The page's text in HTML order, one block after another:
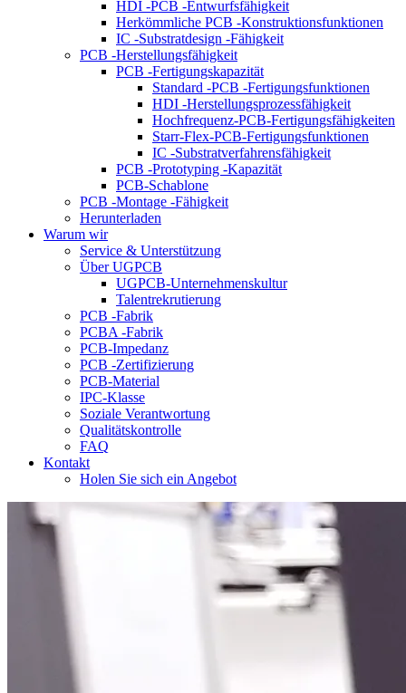
HDI -PCB -Entwurfsfähigkeit
Herkömmliche PCB -Konstruktionsfunktionen
IC -Substratdesign -Fähigkeit
PCB -Herstellungsfähigkeit
PCB -Fertigungskapazität
Standard -PCB -Fertigungsfunktionen
HDI -Herstellungsprozessfähigkeit
Hochfrequenz-PCB-Fertigungsfähigkeiten
Starr-Flex-PCB-Fertigungsfunktionen
IC -Substratverfahrensfähigkeit
PCB -Prototyping -Kapazität
PCB-Schablone
PCB -Montage -Fähigkeit
Herunterladen
Warum wir
Service & Unterstützung
Über UGPCB
UGPCB-Unternehmenskultur
Talentrekrutierung
PCB -Fabrik
PCBA -Fabrik
PCB-Impedanz
PCB -Zertifizierung
PCB-Material
IPC-Klasse
Soziale Verantwortung
Qualitätskontrolle
FAQ
Kontakt
Holen Sie sich ein Angebot